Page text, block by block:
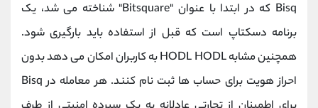
Bisq که در ابتدا با عنوان "Bitsquare" شناخته می شد، یک
برنامه دسکتاپ است که قبل از استفاده باید بارگیری شود.
همچنین مشابه HODL HODL به کاربران امکان می دهد بدون
احراز هویت برای حساب ها ثبت نام کنند. هر معامله در Bisq